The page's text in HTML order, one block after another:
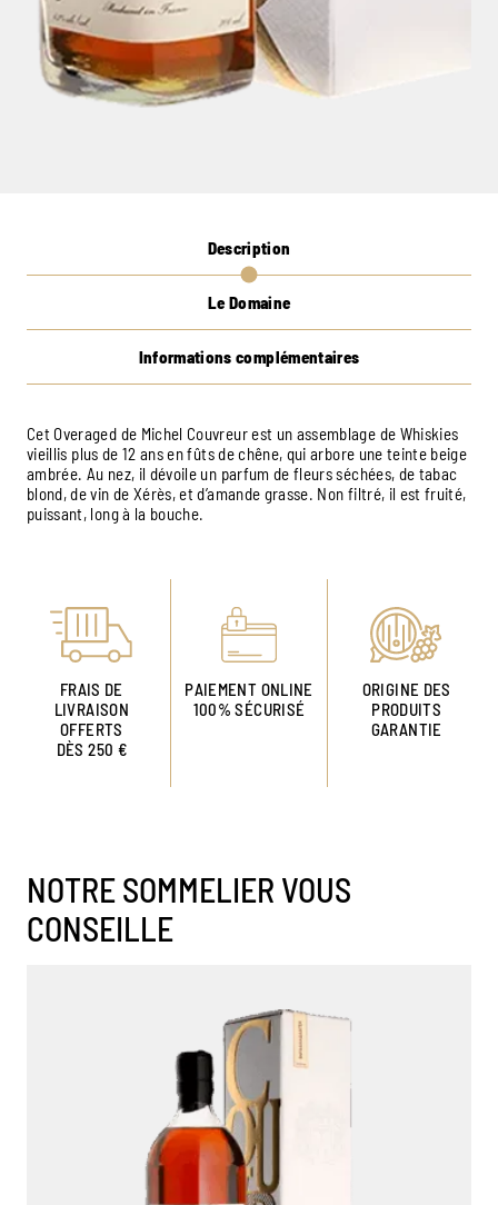
Description
Le Domaine
Informations complémentaires
Cet Overaged de Michel Couvreur est un assemblage de Whiskies
vieillis plus de 12 ans en fûts de chêne, qui arbore une teinte beige
ambrée. Au nez, il dévoile un parfum de fleurs séchées, de tabac
blond, de vin de Xérès, et d’amande grasse. Non filtré, il est fruité,
puissant, long à la bouche.
FRAIS DE
LIVRAISON
OFFERTS
DÈS 250 €
PAIEMENT ONLINE
100% SÉCURISÉ
ORIGINE DES
PRODUITS
GARANTIE
NOTRE SOMMELIER VOUS
CONSEILLE